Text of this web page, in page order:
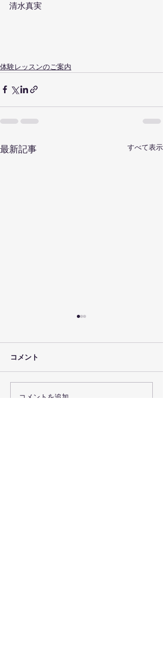
清水真実
体験レッスンのご案内
最新記事 すべて表示
お子さんのピアノレッス
コメント
コメントを追加…